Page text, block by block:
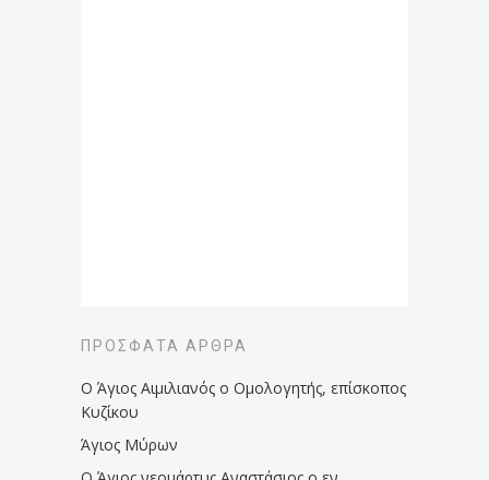
ΠΡΌΣΦΑΤΑ ΆΡΘΡΑ
Ο Άγιος Αιμιλιανός ο Ομολογητής, επίσκοπος
Κυζίκου
Άγιος Μύρων